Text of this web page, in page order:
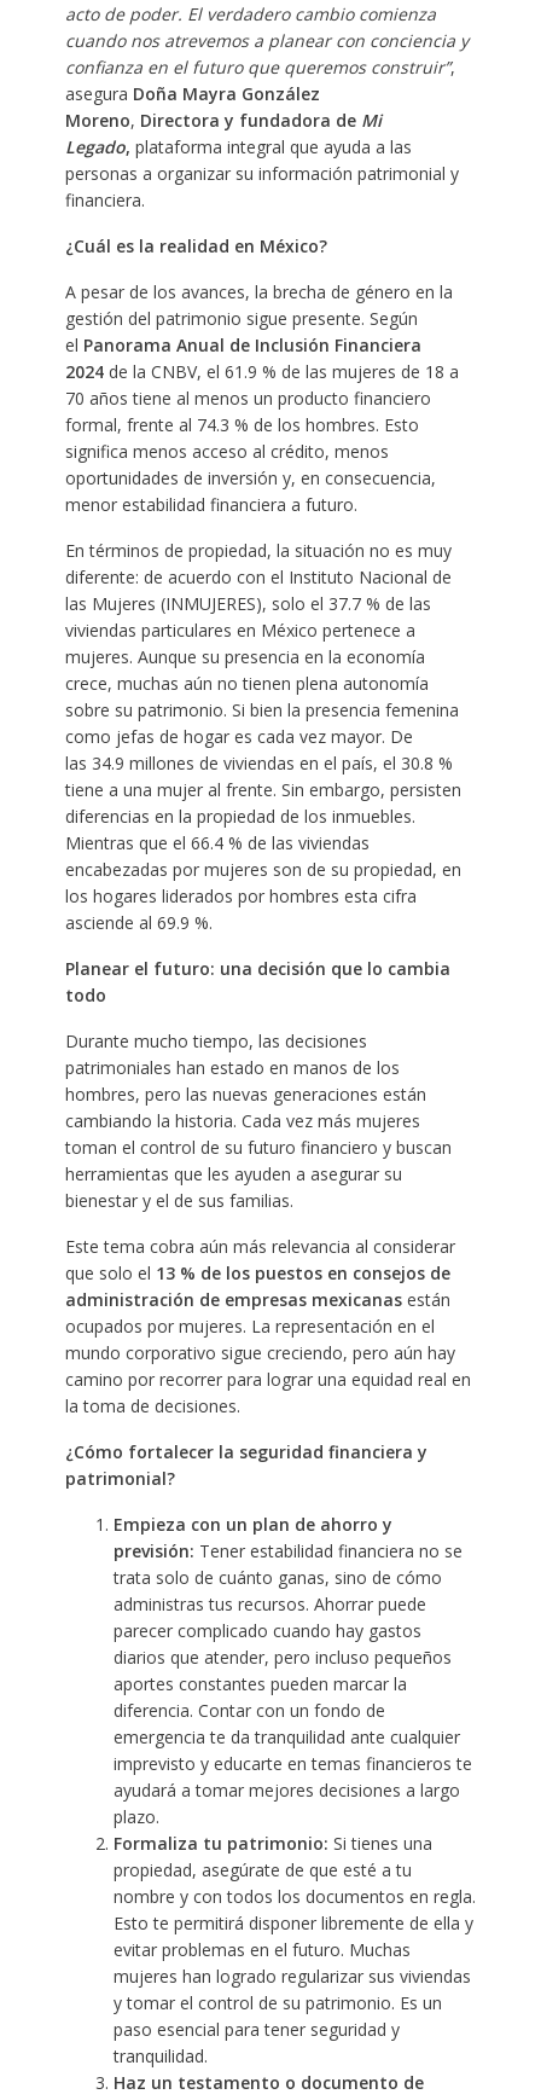
acto de poder. El verdadero cambio comienza
cuando nos atrevemos a planear con conciencia y
confianza en el futuro que queremos construir”,
asegura Doña Mayra González
Moreno, Directora y fundadora de Mi
Legado, plataforma integral que ayuda a las
personas a organizar su información patrimonial y
financiera.
¿Cuál es la realidad en México?
A pesar de los avances, la brecha de género en la
gestión del patrimonio sigue presente. Según
el Panorama Anual de Inclusión Financiera
2024de la CNBV, el 61.9 % de las mujeres de 18 a
70 años tiene al menos un producto financiero
formal, frente al 74.3 % de los hombres. Esto
significa menos acceso al crédito, menos
oportunidades de inversión y, en consecuencia,
menor estabilidad financiera a futuro.
En términos de propiedad, la situación no es muy
diferente: de acuerdo con el Instituto Nacional de
las Mujeres (INMUJERES), solo el 37.7 % de las
viviendas particulares en México pertenece a
mujeres. Aunque su presencia en la economía
crece, muchas aún no tienen plena autonomía
sobre su patrimonio. Si bien la presencia femenina
como jefas de hogar es cada vez mayor. De
las 34.9 millones de viviendas en el país, el 30.8 %
tiene a una mujer al frente. Sin embargo, persisten
diferencias en la propiedad de los inmuebles.
Mientras que el 66.4 % de las viviendas
encabezadas por mujeres son de su propiedad, en
los hogares liderados por hombres esta cifra
asciende al 69.9 %. ​
Planear el futuro: una decisión que lo cambia
todo
Durante mucho tiempo, las decisiones
patrimoniales han estado en manos de los
hombres, pero las nuevas generaciones están
cambiando la historia. Cada vez más mujeres
toman el control de su futuro financiero y buscan
herramientas que les ayuden a asegurar su
bienestar y el de sus familias.
Este tema cobra aún más relevancia al considerar
que solo el 13 % de los puestos en consejos de
administración de empresas mexicanasestán
ocupados por mujeres. La representación en el
mundo corporativo sigue creciendo, pero aún hay
camino por recorrer para lograr una equidad real en
la toma de decisiones.
¿Cómo fortalecer la seguridad financiera y
patrimonial?
Empieza con un plan de ahorro y
previsión: Tener estabilidad financiera no se
trata solo de cuánto ganas, sino de cómo
administras tus recursos. Ahorrar puede
parecer complicado cuando hay gastos
diarios que atender, pero incluso pequeños
aportes constantes pueden marcar la
diferencia. Contar con un fondo de
emergencia te da tranquilidad ante cualquier
imprevisto y educarte en temas financieros te
ayudará a tomar mejores decisiones a largo
plazo.
Formaliza tu patrimonio: Si tienes una
propiedad, asegúrate de que esté a tu
nombre y con todos los documentos en regla.
Esto te permitirá disponer libremente de ella y
evitar problemas en el futuro. Muchas
mujeres han logrado regularizar sus viviendas
y tomar el control de su patrimonio. Es un
paso esencial para tener seguridad y
tranquilidad.
Haz un testamento o documento de